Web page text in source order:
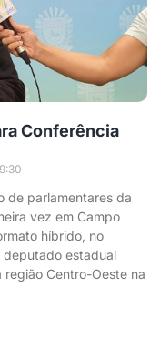
Conferência
de parlamentares da
vez em Campo
híbrido, no
deputado estadual
região Centro-Oeste na